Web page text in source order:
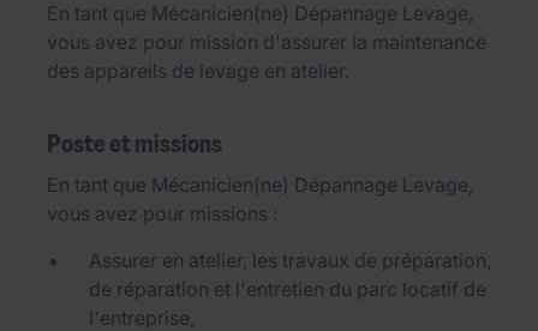
En tant que Mécanicien(ne) Dépannage Levage,
vous avez pour mission d'assurer la maintenance
des appareils de levage en atelier.
Poste et missions
En tant que Mécanicien(ne) Dépannage Levage,
vous avez pour missions :
Assurer en atelier, les travaux de préparation,
de réparation et l'entretien du parc locatif de
l'entreprise,